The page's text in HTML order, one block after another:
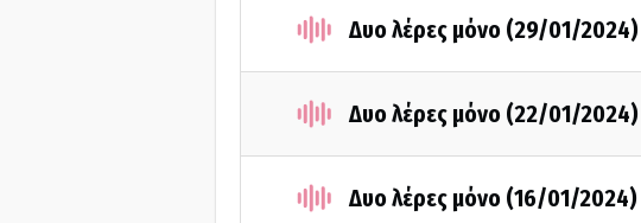
Δυο λέρες μόνο (29/01/2024)
Δυο λέρες μόνο (22/01/2024)
Δυο λέρες μόνο (16/01/2024)